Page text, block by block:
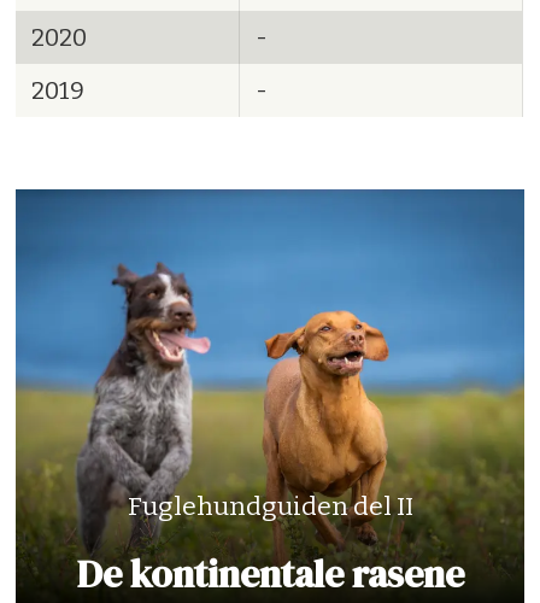
2020
-
2019
-
Fuglehundguiden del II
De kontinentale rasene